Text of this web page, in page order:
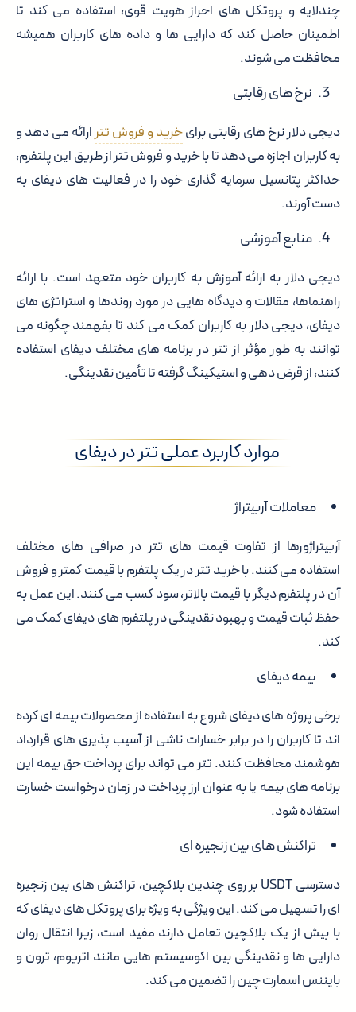
چندلایه و پروتکل های احراز هویت قوی، استفاده می کند تا
اطمینان حاصل کند که دارایی ها و داده های کاربران همیشه
محافظت می شوند.
نرخ های رقابتی
دیجی دلار نرخ های رقابتی برایخرید و فروش تترارائه می دهد و
به کاربران اجازه می دهد تا با خرید و فروش تتر از طریق این پلتفرم،
حداکثر پتانسیل سرمایه گذاری خود را در فعالیت های دیفای به
دست آورند.
منابع آموزشی
دیجی دلار به ارائه آموزش به کاربران خود متعهد است. با ارائه
راهنماها، مقالات و دیدگاه هایی در مورد روندها و استراتژی های
دیفای، دیجی دلار به کاربران کمک می کند تا بفهمند چگونه می
توانند به طور مؤثر از تتر در برنامه های مختلف دیفای استفاده
کنند، از قرض دهی و استیکینگ گرفته تا تأمین نقدینگی.
موارد کاربرد عملی تتر در دیفای
معاملات آربیتراژ
آربیتراژورها از تفاوت قیمت های تتر در صرافی های مختلف
استفاده می کنند. با خرید تتر در یک پلتفرم با قیمت کمتر و فروش
آن در پلتفرم دیگر با قیمت بالاتر، سود کسب می کنند. این عمل به
حفظ ثبات قیمت و بهبود نقدینگی در پلتفرم های دیفای کمک می
کند.
بیمه دیفای
برخی پروژه های دیفای شروع به استفاده از محصولات بیمه ای کرده
اند تا کاربران را در برابر خسارات ناشی از آسیب پذیری های قرارداد
هوشمند محافظت کنند. تتر می تواند برای پرداخت حق بیمه این
برنامه های بیمه یا به عنوان ارز پرداخت در زمان درخواست خسارت
استفاده شود.
تراکنش های بین زنجیره ای
دسترسی USDT بر روی چندین بلاکچین، تراکنش های بین زنجیره
ای را تسهیل می کند. این ویژگی به ویژه برای پروتکل های دیفای که
با بیش از یک بلاکچین تعامل دارند مفید است، زیرا انتقال روان
دارایی ها و نقدینگی بین اکوسیستم هایی مانند اتریوم، ترون و
بایننس اسمارت چین را تضمین می کند.